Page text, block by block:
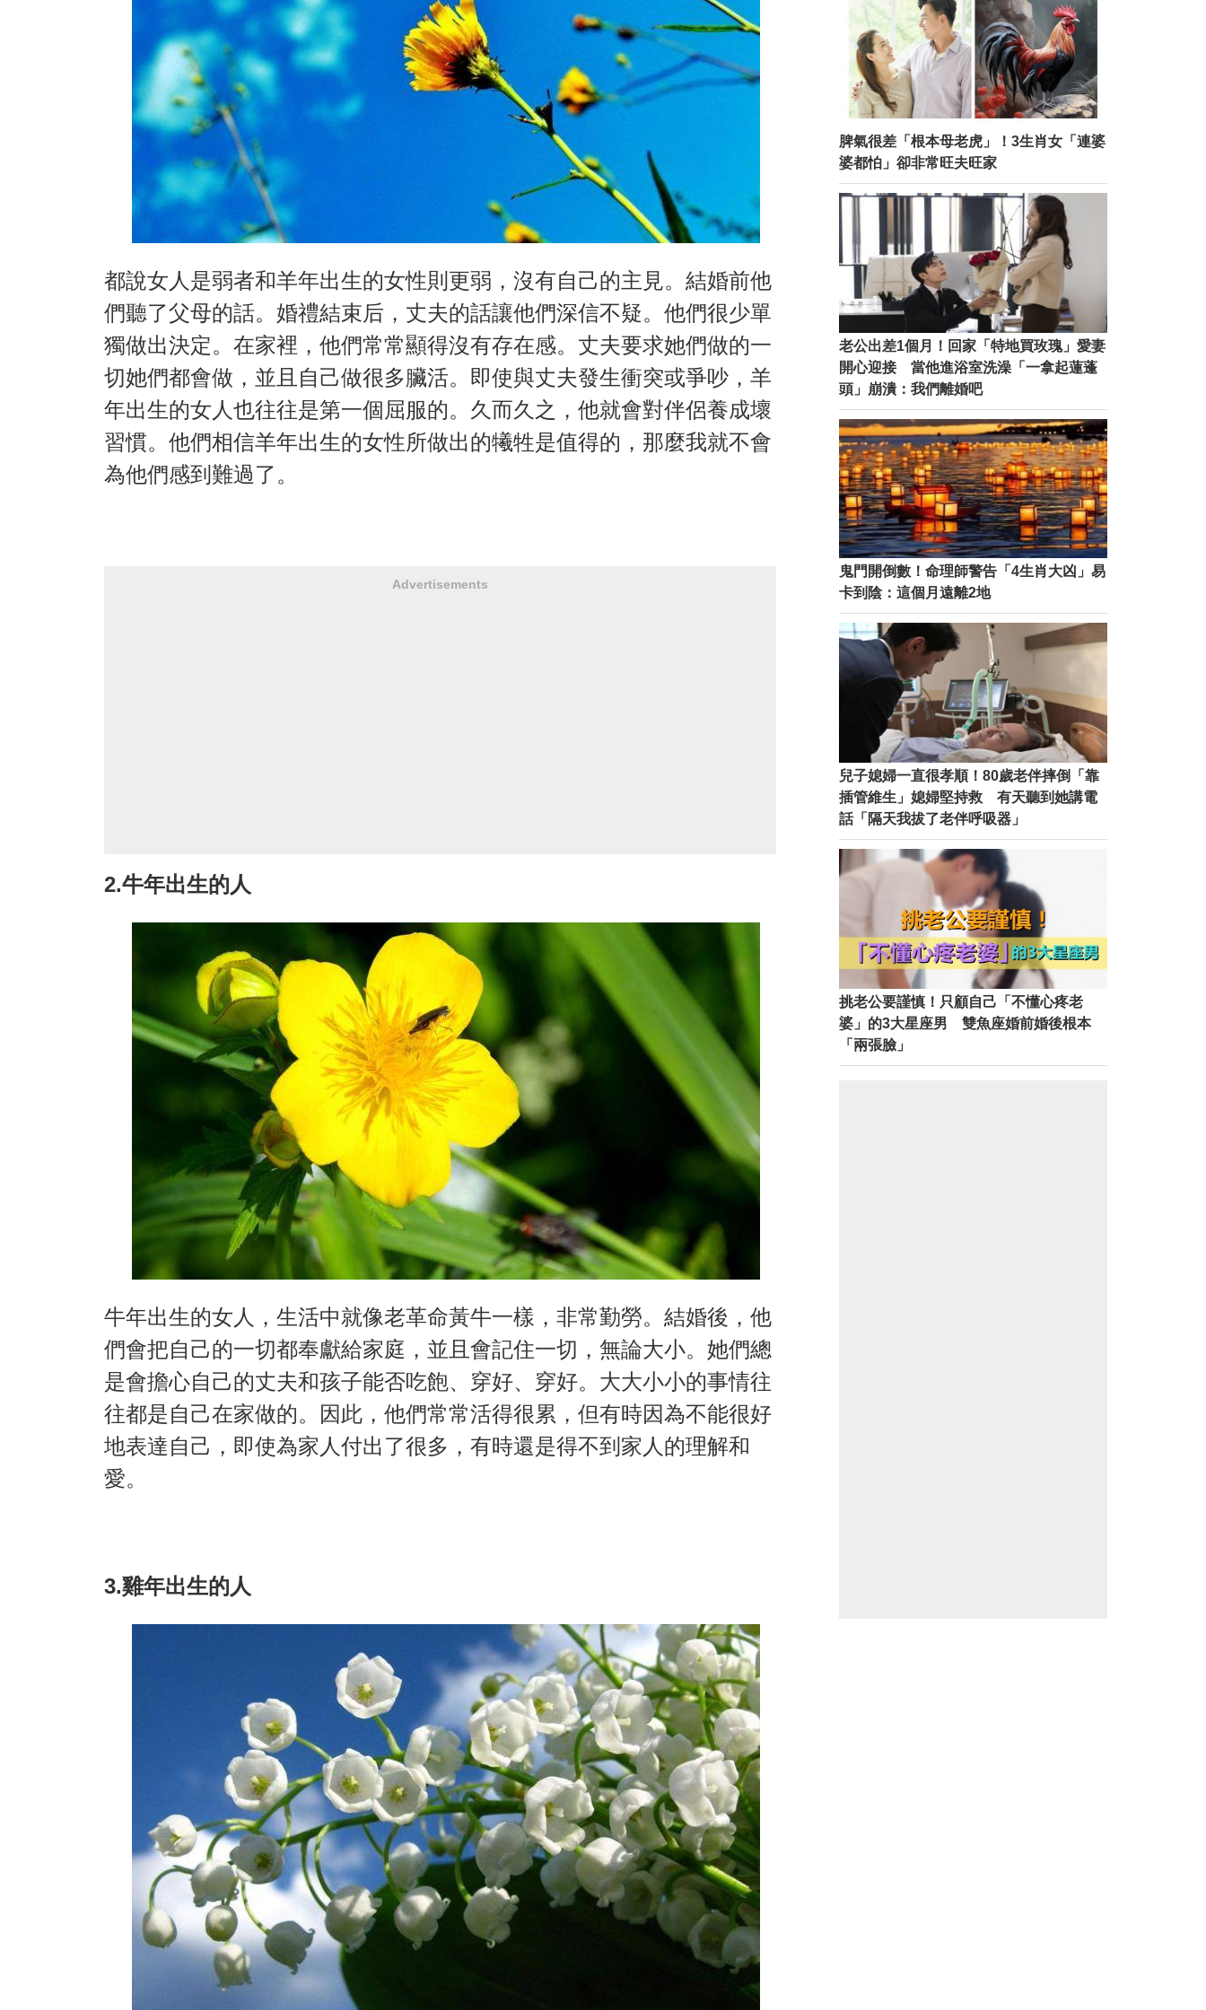
都說女人是弱者和羊年出生的女性則更弱，沒有自己的主見。結婚前他
們聽了父母的話。婚禮結束后，丈夫的話讓他們深信不疑。他們很少單
獨做出決定。在家裡，他們常常顯得沒有存在感。丈夫要求她們做的一
切她們都會做，並且自己做很多臟活。即使與丈夫發生衝突或爭吵，羊
年出生的女人也往往是第一個屈服的。久而久之，他就會對伴侶養成壞
習慣。他們相信羊年出生的女性所做出的犧牲是值得的，那麼我就不會
為他們感到難過了。
Advertisements
2.牛年出生的人
牛年出生的女人，生活中就像老革命黃牛一樣，非常勤勞。結婚後，他
們會把自己的一切都奉獻給家庭，並且會記住一切，無論大小。她們總
是會擔心自己的丈夫和孩子能否吃飽、穿好、穿好。大大小小的事情往
往都是自己在家做的。因此，他們常常活得很累，但有時因為不能很好
地表達自己，即使為家人付出了很多，有時還是得不到家人的理解和
愛。
3.雞年出生的人
脾氣很差「根本母老虎」！3生肖女「連婆
婆都怕」卻非常旺夫旺家
老公出差1個月！回家「特地買玫瑰」愛妻
開心迎接 當他進浴室洗澡「一拿起蓮蓬
頭」崩潰：我們離婚吧
鬼門開倒數！命理師警告「4生肖大凶」易
卡到陰：這個月遠離2地
兒子媳婦一直很孝順！80歲老伴摔倒「靠
插管維生」媳婦堅持救 有天聽到她講電
話「隔天我拔了老伴呼吸器」
挑老公要謹慎！只顧自己「不懂心疼老
婆」的3大星座男 雙魚座婚前婚後根本
「兩張臉」